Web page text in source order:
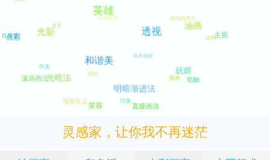
灵感家，让你我不再迷茫